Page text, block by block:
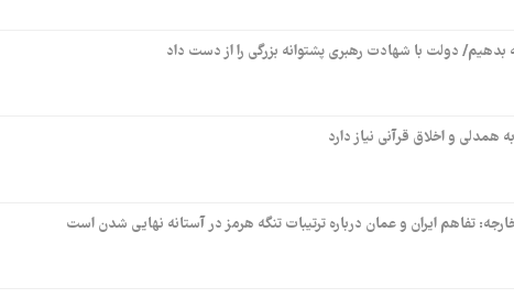
بدهیم/ دولت با شهادت رهبری پشتوانه بزرگی را از دست داد
و اخلاق قرآنی نیاز دارد
تفاهم ایران و عمان درباره ترتیبات تنگه هرمز در آستانه نهایی شدن است